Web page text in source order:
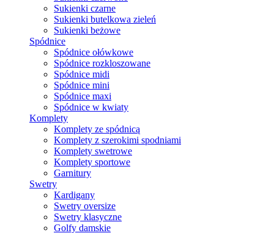
Sukienki czarne
Sukienki butelkowa zieleń
Sukienki beżowe
Spódnice
Spódnice ołówkowe
Spódnice rozkloszowane
Spódnice midi
Spódnice mini
Spódnice maxi
Spódnice w kwiaty
Komplety
Komplety ze spódnicą
Komplety z szerokimi spodniami
Komplety swetrowe
Komplety sportowe
Garnitury
Swetry
Kardigany
Swetry oversize
Swetry klasyczne
Golfy damskie